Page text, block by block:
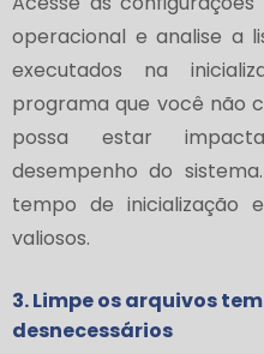
operacional e analise a
executados na
programa que você não
possa estar
desempenho do
tempo de inicialização
valiosos.
3. Limpe os arquivos
desnecessários